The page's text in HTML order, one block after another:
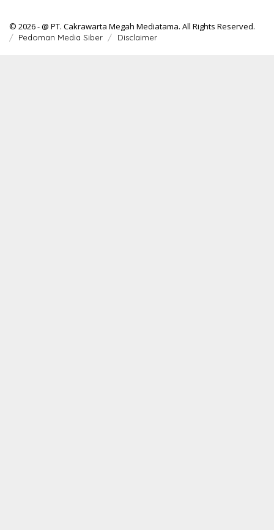
© 2026 - @ PT. Cakrawarta Megah Mediatama. All Rights Reserved.
Pedoman Media Siber Disclaimer